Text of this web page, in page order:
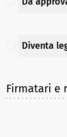
Diventa
Firmatari e